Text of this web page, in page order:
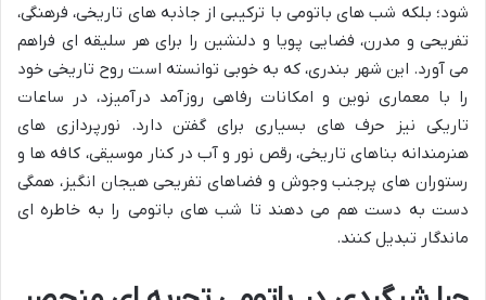
شود؛ بلکه شب های باتومی با ترکیبی از جاذبه های تاریخی، فرهنگی،
تفریحی و مدرن، فضایی پویا و دلنشین را برای هر سلیقه ای فراهم
می آورد. این شهر بندری، که به خوبی توانسته است روح تاریخی خود
را با معماری نوین و امکانات رفاهی روزآمد درآمیزد، در ساعات
تاریکی نیز حرف های بسیاری برای گفتن دارد. نورپردازی های
هنرمندانه بناهای تاریخی، رقص نور و آب در کنار موسیقی، کافه ها و
رستوران های پرجنب وجوش و فضاهای تفریحی هیجان انگیز، همگی
دست به دست هم می دهند تا شب های باتومی را به خاطره ای
ماندگار تبدیل کنند.